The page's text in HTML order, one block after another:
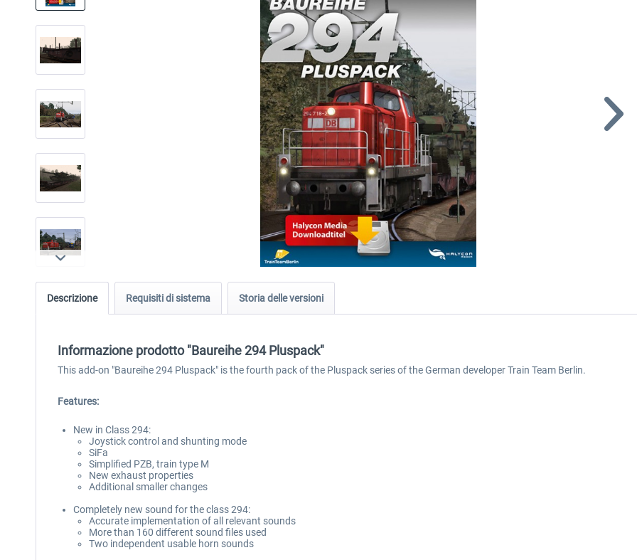
Descrizione Requisiti di sistema Storia delle versioni
Informazione prodotto "Baureihe 294 Pluspack"
This add-on "Baureihe 294 Pluspack" is the fourth pack of the Pluspack series of the German developer Train Team Berlin.
Features:
New in Class 294:
Joystick control and shunting mode
SiFa
Simplified PZB, train type M
New exhaust properties
Additional smaller changes
Completely new sound for the class 294:
Accurate implementation of all relevant sounds
More than 160 different sound files used
Two independent usable horn sounds